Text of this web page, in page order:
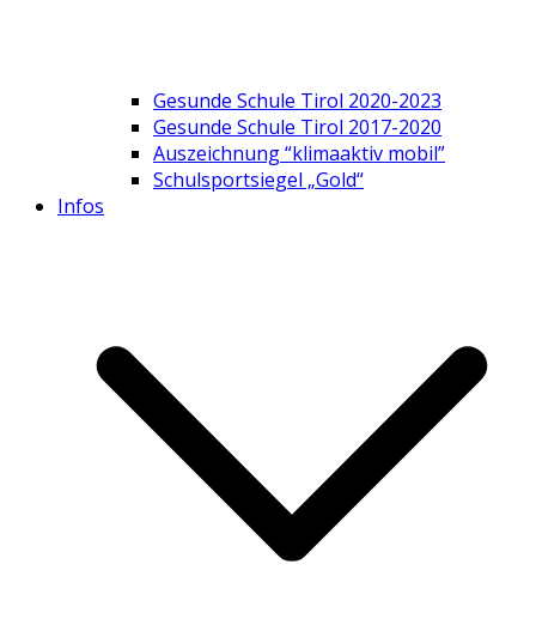
Gesunde Schule Tirol 2020-2023
Gesunde Schule Tirol 2017-2020
Auszeichnung “klimaaktiv mobil”
Schulsportsiegel „Gold“
Infos